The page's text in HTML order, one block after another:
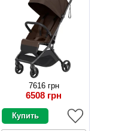
7616 грн
6508 грн